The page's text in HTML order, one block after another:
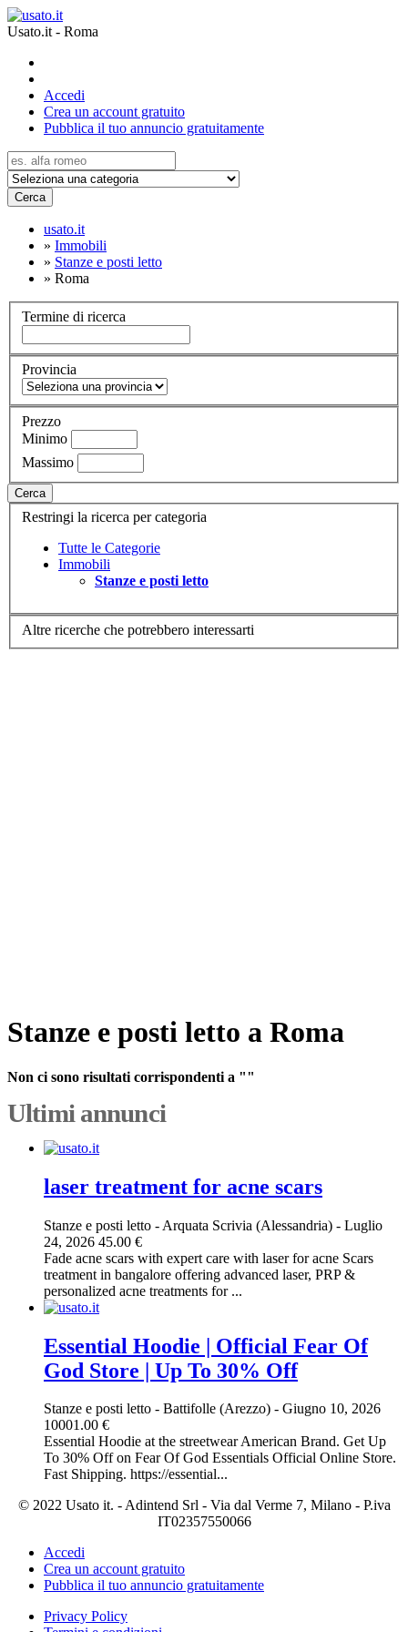
Usato.it - Roma
Accedi
Crea un account gratuito
Pubblica il tuo annuncio gratuitamente
Cerca
usato.it
» Immobili
» Stanze e posti letto
» Roma
Termine di ricerca
Provincia
Prezzo
Minimo
Massimo
Cerca
Restringi la ricerca per categoria
Tutte le Categorie
Immobili
Stanze e posti letto
Altre ricerche che potrebbero interessarti
Stanze e posti letto a Roma
Non ci sono risultati corrispondenti a ""
Ultimi annunci
laser treatment for acne scars​
Stanze e posti letto - Arquata Scrivia (Alessandria) - Luglio
24, 2026 45.00 €
Fade acne scars with expert care with laser for acne Scars
treatment in bangalore offering advanced laser, PRP &
personalized acne treatments for ...
Essential Hoodie | Official Fear Of
God Store | Up To 30% Off
Stanze e posti letto - Battifolle (Arezzo) - Giugno 10, 2026
10001.00 €
Essential Hoodie at the streetwear American Brand. Get Up
To 30% Off on Fear Of God Essentials Official Online Store.
Fast Shipping. https://essential...
© 2022 Usato it. - Adintend Srl - Via dal Verme 7, Milano - P.iva
IT02357550066
Accedi
Crea un account gratuito
Pubblica il tuo annuncio gratuitamente
Privacy Policy